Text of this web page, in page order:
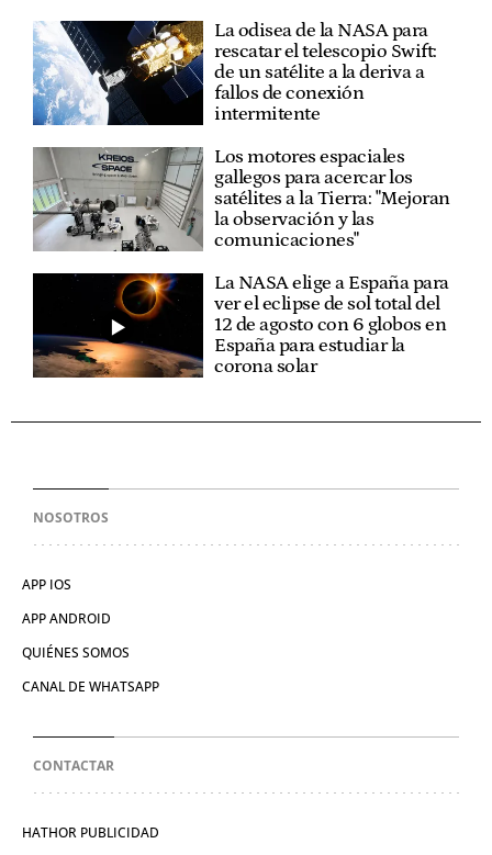
La odisea de la NASA para
rescatar el telescopio Swift:
de un satélite a la deriva a
fallos de conexión
intermitente
Los motores espaciales
gallegos para acercar los
satélites a la Tierra: "Mejoran
la observación y las
comunicaciones"
La NASA elige a España para
ver el eclipse de sol total del
12 de agosto con 6 globos en
España para estudiar la
corona solar
NOSOTROS
APP IOS
APP ANDROID
QUIÉNES SOMOS
CANAL DE WHATSAPP
CONTACTAR
HATHOR PUBLICIDAD